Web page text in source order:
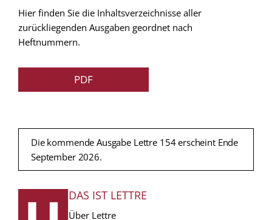
Hier finden Sie die Inhaltsverzeichnisse aller
zurückliegenden Ausgaben geordnet nach
Heftnummern.
PDF
Die kommende Ausgabe Lettre 154 erscheint Ende
September 2026.
FUSSZEILE
DAS IST LETTRE
Über Lettre